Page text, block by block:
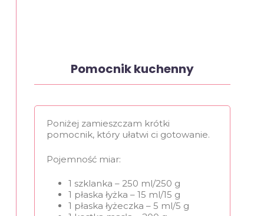
Pomocnik kuchenny
Poniżej zamieszczam krótki
pomocnik, który ułatwi ci gotowanie.
Pojemność miar:
1 szklanka – 250 ml/250 g
1 płaska łyżka – 15 ml/15 g
1 płaska łyżeczka – 5 ml/5 g